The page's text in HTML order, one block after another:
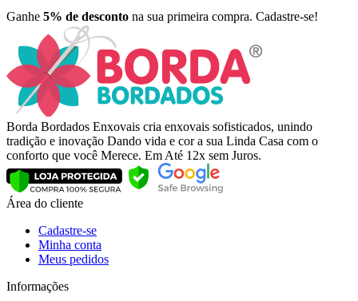
Ganhe 5% de desconto na sua primeira compra. Cadastre-se!
Borda Bordados Enxovais cria enxovais sofisticados, unindo
tradição e inovação Dando vida e cor a sua Linda Casa com o
conforto que você Merece. Em Até 12x sem Juros.
Área do cliente
Cadastre-se
Minha conta
Meus pedidos
Informações